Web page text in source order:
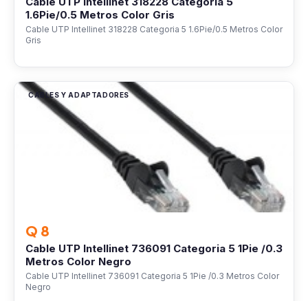
1.6Pie/0.5 Metros Color Gris
Cable UTP Intellinet 318228 Categoria 5 1.6Pie/0.5 Metros Color
Gris
CABLES Y ADAPTADORES
Q 8
Cable UTP Intellinet 736091 Categoria 5 1Pie /0.3
Metros Color Negro
Cable UTP Intellinet 736091 Categoria 5 1Pie /0.3 Metros Color
Negro